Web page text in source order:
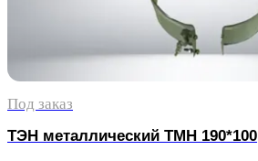
Под заказ
ТЭН металлический TMH 190*100